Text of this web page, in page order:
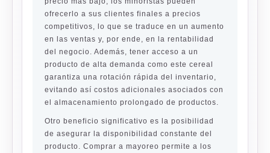
ofrecerlo a sus clientes finales a precios
competitivos, lo que se traduce en un aumento
en las ventas y, por ende, en la rentabilidad
del negocio. Además, tener acceso a un
producto de alta demanda como este cereal
garantiza una rotación rápida del inventario,
evitando así costos adicionales asociados con
el almacenamiento prolongado de productos.
Otro beneficio significativo es la posibilidad
de asegurar la disponibilidad constante del
producto. Comprar a mayoreo permite a los